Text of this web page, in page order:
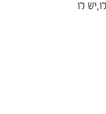
לו